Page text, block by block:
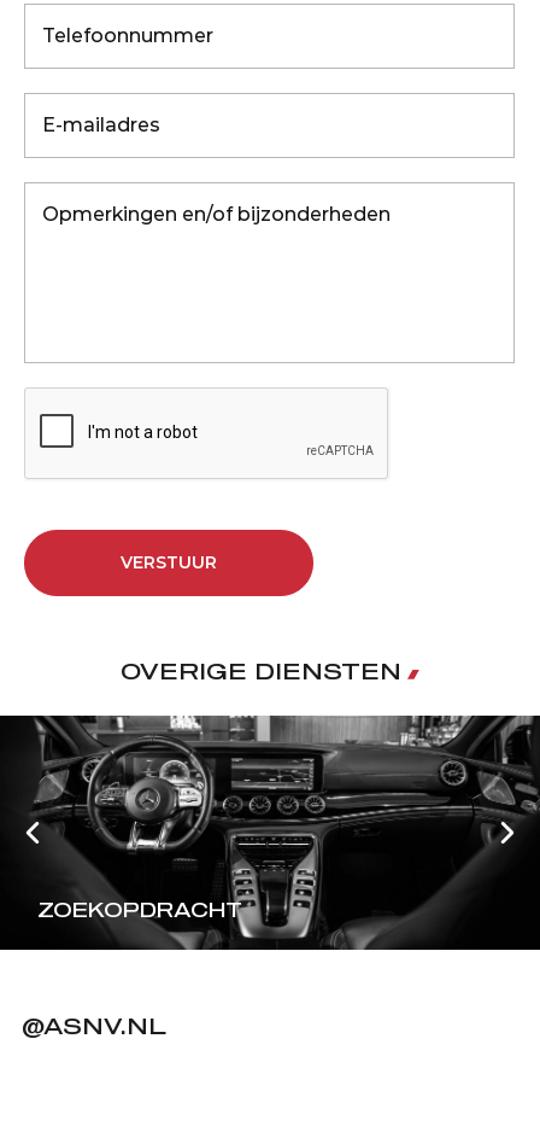
VERSTUUR
OVERIGE DIENSTEN
ZOEKOPDRACHT
@ASNV.NL